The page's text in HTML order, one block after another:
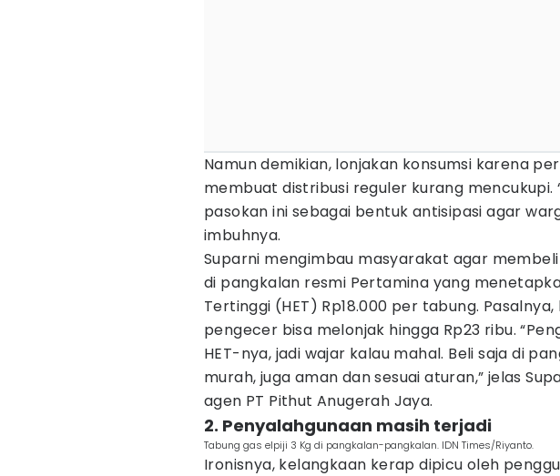
Namun demikian, lonjakan konsumsi karena
membuat distribusi reguler kurang mencukupi.
pasokan ini sebagai bentuk antisipasi agar
imbuhnya.
Suparni mengimbau masyarakat agar membeli
di pangkalan resmi Pertamina yang
Tertinggi (HET) Rp18.000 per tabung.
pengecer bisa melonjak hingga Rp23 ribu.
HET-nya, jadi wajar kalau mahal. Beli saja di
murah, juga aman dan sesuai aturan,” jelas
agen PT Pithut Anugerah Jaya.
2. Penyalahgunaan masih terjadi
Tabung gas elpiji 3 Kg di pangkalan-pangkalan. IDN Times/Riyanto.
Ironisnya, kelangkaan kerap dipicu oleh